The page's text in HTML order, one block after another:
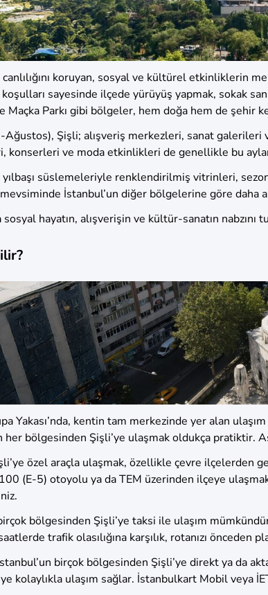
canlılığını koruyan, sosyal ve kültürel etkinliklerin
koşulları sayesinde ilçede yürüyüş yapmak, sokak
Maçka Parkı gibi bölgeler, hem doğa hem de şehir
Ağustos), Şişli; alışveriş merkezleri, sanat
konserleri ve moda etkinlikleri de genellikle bu
yılbaşı süslemeleriyle renklendirilmiş vitrinleri,
mevsiminde İstanbul’un diğer bölgelerine göre daha
hayatın, alışverişin ve kültür-sanatın
Yakası’nda, kentin tam merkezinde yer alan
her bölgesinden Şişli’ye ulaşmak oldukça pratiktir.
özel araçla ulaşmak, özellikle çevre ilçelerden
(E-5) otoyolu ya da TEM üzerinden ilçeye
bölgesinden Şişli’ye taksi ile ulaşım
trafik olasılığına karşılık, rotanızı
birçok bölgesinden Şişli’ye direkt ya da
kolaylıkla ulaşım sağlar. İstanbulkart Mobil